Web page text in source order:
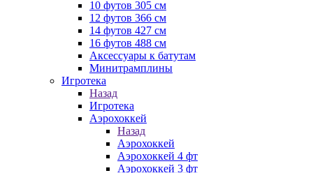
10 футов 305 см
12 футов 366 см
14 футов 427 см
16 футов 488 см
Аксессуары к батутам
Минитрамплины
Игротека
Назад
Игротека
Аэрохоккей
Назад
Аэрохоккей
Аэрохоккей 4 фт
Аэрохоккей 3 фт